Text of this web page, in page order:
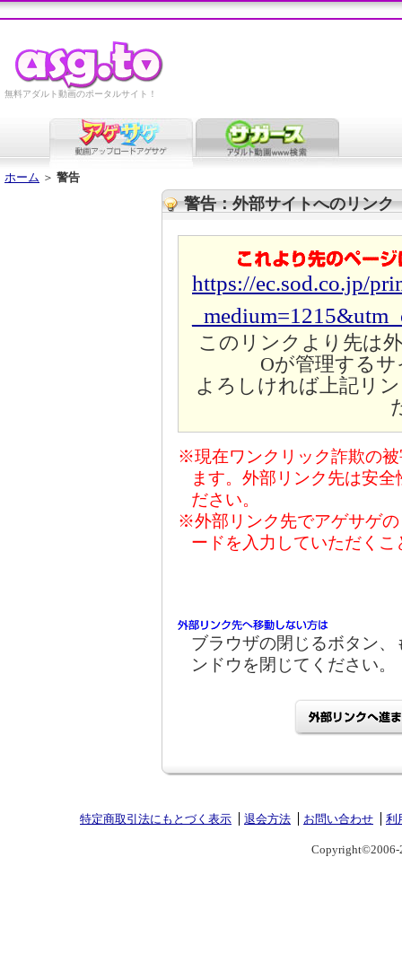
無料アダルト動画のポータルサイト！
ホーム ＞ 警告
警告：外部サイトへのリンク
https://ec.sod.co.jp/
このリンクより先は
Oが管理する
よろしければ上記リ
※現在ワンクリック詐欺の
ます。外部リンク先は安
ださい。
※外部リンク先でアゲサゲ
ードを入力していただく
ブラウザの閉じるボタン
ンドウを閉じてください。
特定商取引法にもとづく表示 退会方法 お問い合わせ 利
Copyright©2006-